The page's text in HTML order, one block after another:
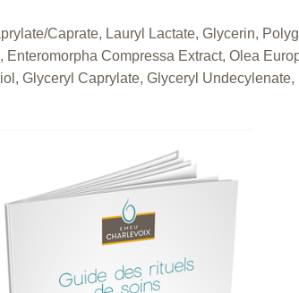
Caprate, Lauryl Lactate, Glycerin,
Compressa Extract, Olea
Glyceryl Caprylate, Glyceryl